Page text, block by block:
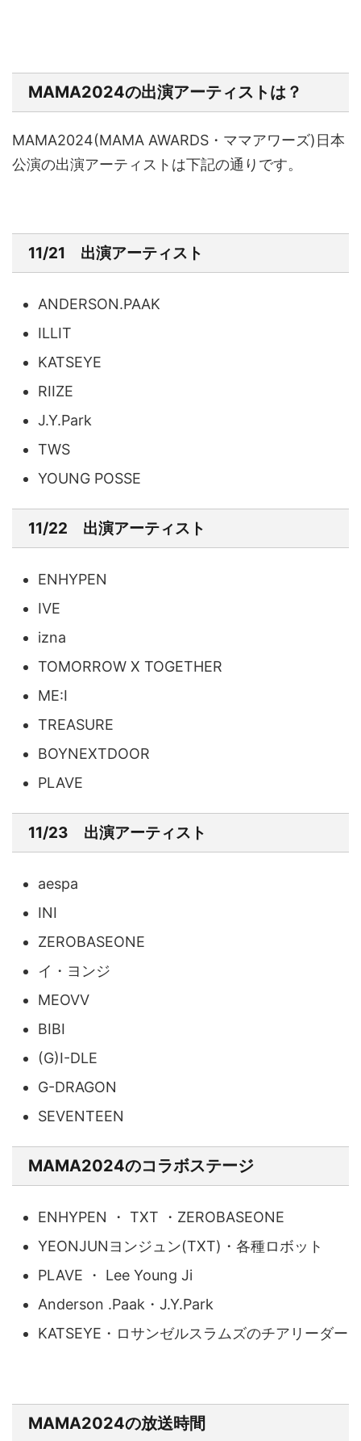
MAMA2024の出演アーティストは？
MAMA2024(MAMA AWARDS・ママアワーズ)日本
公演の出演アーティストは下記の通りです。
11/21 出演アーティスト
ANDERSON.PAAK
ILLIT
KATSEYE
RIIZE
J.Y.Park
TWS
YOUNG POSSE
11/22 出演アーティスト
ENHYPEN
IVE
izna
TOMORROW X TOGETHER
ME:I
TREASURE
BOYNEXTDOOR
PLAVE
11/23 出演アーティスト
aespa
INI
ZEROBASEONE
イ・ヨンジ
MEOVV
BIBI
(G)I-DLE
G-DRAGON
SEVENTEEN
MAMA2024のコラボステージ
ENHYPEN ・ TXT ・ZEROBASEONE
YEONJUNヨンジュン(TXT)・各種ロボット
PLAVE ・ Lee Young Ji
Anderson .Paak・J.Y.Park
KATSEYE・ロサンゼルスラムズのチアリーダー
MAMA2024の放送時間